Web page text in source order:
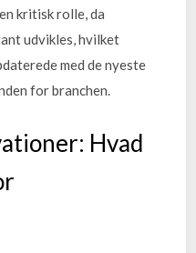
kritisk rolle, da
udvikles, hvilket
med de nyeste
for branchen.
Hvad